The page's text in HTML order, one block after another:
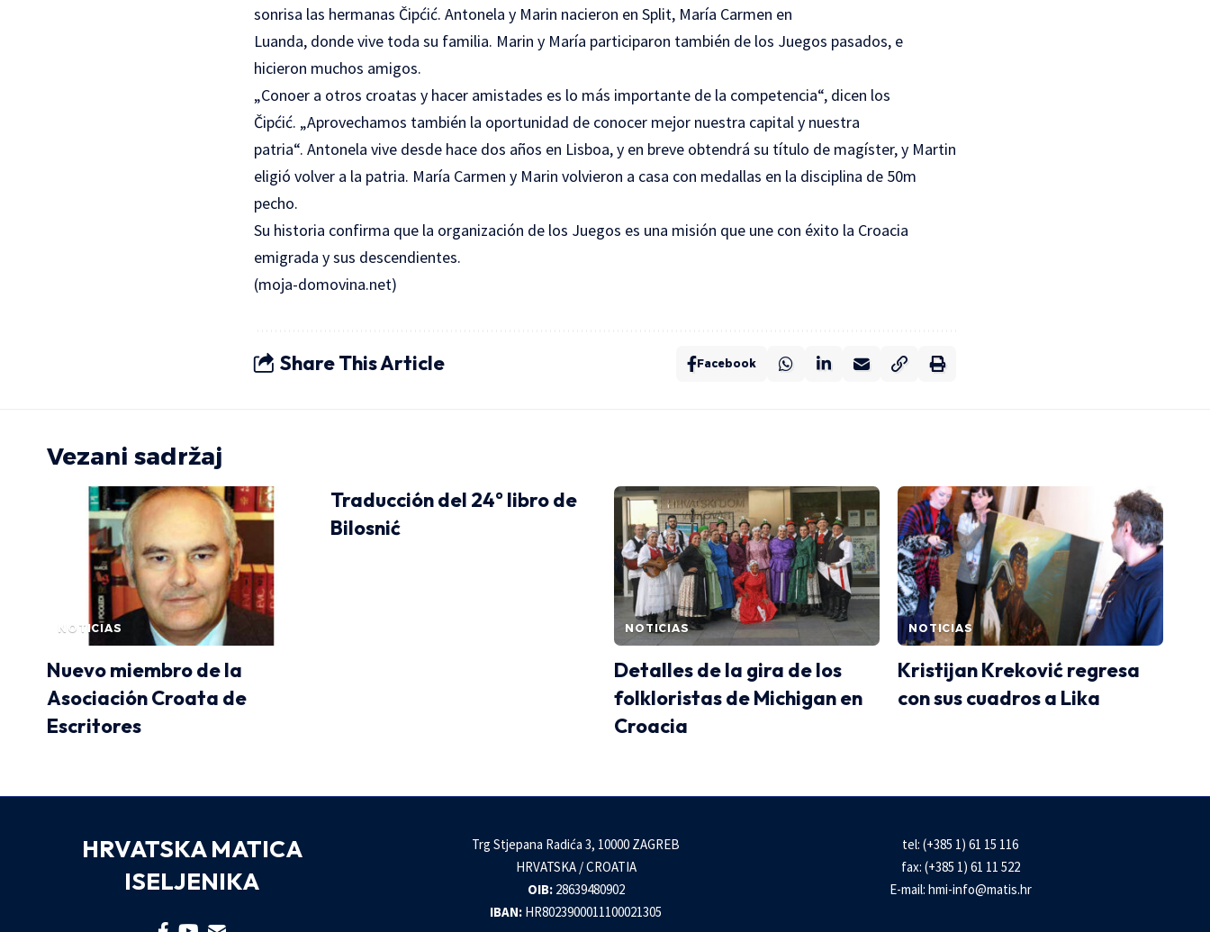
sonrisa las hermanas Čipćić. Antonela y Marin nacieron en Split, María Carmen en
Luanda, donde vive toda su familia. Marin y María participaron también de los Juegos pasados, e
hicieron muchos amigos.
„Conoer a otros croatas y hacer amistades es lo más importante de la competencia“, dicen los
Čipćić. „Aprovechamos también la oportunidad de conocer mejor nuestra capital y nuestra
patria“. Antonela vive desde hace dos años en Lisboa, y en breve obtendrá su título de magíster, y Martin
eligió volver a la patria. María Carmen y Marin volvieron a casa con medallas en la disciplina de 50m
pecho.
Su historia confirma que la organización de los Juegos es una misión que une con éxito la Croacia
emigrada y sus descendientes.
(moja-domovina.net)
Share This Article Facebook
Vezani sadržaj
NOTICIAS
Nuevo miembro de la
Asociación Croata de
Escritores
Traducción del 24° libro de
Bilosnić
NOTICIAS
Detalles de la gira de los
folkloristas de Michigan en
Croacia
NOTICIAS
Kristijan Kreković regresa
con sus cuadros a Lika
HRVATSKA MATICA
ISELJENIKA
Trg Stjepana Radića 3, 10000 ZAGREB
HRVATSKA / CROATIA
OIB:28639480902
IBAN: HR8023900011100021305
tel: (+385 1) 61 15 116
fax: (+385 1) 61 11 522
E-mail: hmi-info@matis.hr